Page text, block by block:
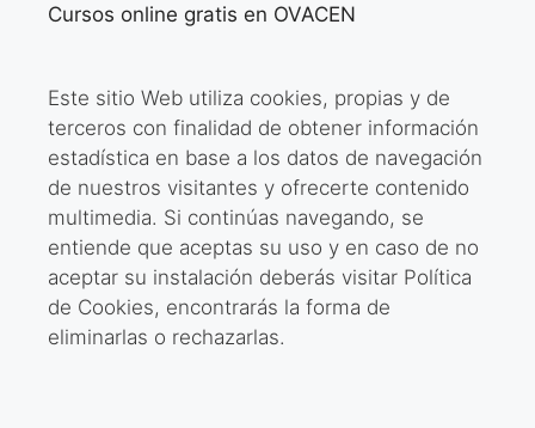
Cursos online gratis en OVACEN
Este sitio Web utiliza cookies, propias y de
terceros con finalidad de obtener información
estadística en base a los datos de navegación
de nuestros visitantes y ofrecerte contenido
multimedia. Si continúas navegando, se
entiende que aceptas su uso y en caso de no
aceptar su instalación deberás visitar Política
de Cookies, encontrarás la forma de
eliminarlas o rechazarlas.